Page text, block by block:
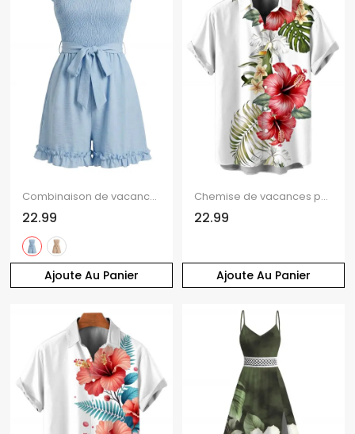
Ajoute Au Panier
Combinaison de vacances unie à volants et smocks, épaules dénudées et ceinture
22.99
Ajoute Au Panier
Chemise de vacances pour homme à motif floral d'hibiscus et de feuilles de palmier, à boutons
22.99